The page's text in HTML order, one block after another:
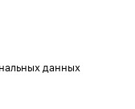
данных